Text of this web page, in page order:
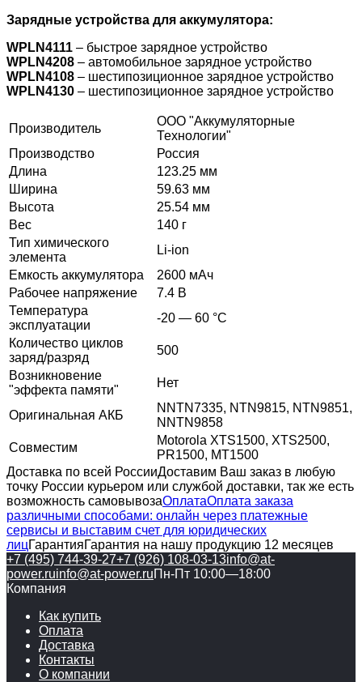
Зарядные устройства для аккумулятора:
WPLN4111 – быстрое зарядное устройство
WPLN4208 – автомобильное зарядное устройство
WPLN4108 – шестипозиционное зарядное устройство
WPLN4130 – шестипозиционное зарядное устройство
Производитель
ООО "Аккумуляторные
Технологии"
Производство
Россия
Длина
123.25 мм
Ширина
59.63 мм
Высота
25.54 мм
Вес
140 г
Тип химического
элемента
Li-ion
Емкость аккумулятора
2600 мАч
Рабочее напряжение
7.4 В
Температура
эксплуатации
-20 — 60 °C
Количество циклов
заряд/разряд
500
Возникновение
"эффекта памяти"
Нет
Оригинальная АКБ
NNTN7335, NTN9815, NTN9851,
NNTN9858
Совместим
Motorola XTS1500, XTS2500,
PR1500, MT1500
Доставка по всей РоссииДоставим Ваш заказ в любую
точку России курьером или службой доставки, так же есть
возможность самовывозаОплатаОплата заказа
различными способами: онлайн через платежные
сервисы и выставим счет для юридических
лицГарантияГарантия на нашу продукцию 12 месяцев
+7 (495) 744-39-27+7 (926) 108-03-13info@at-
power.ruinfo@at-power.ruПн-Пт 10:00—18:00
Компания
Как купить
Оплата
Доставка
Контакты
О компании